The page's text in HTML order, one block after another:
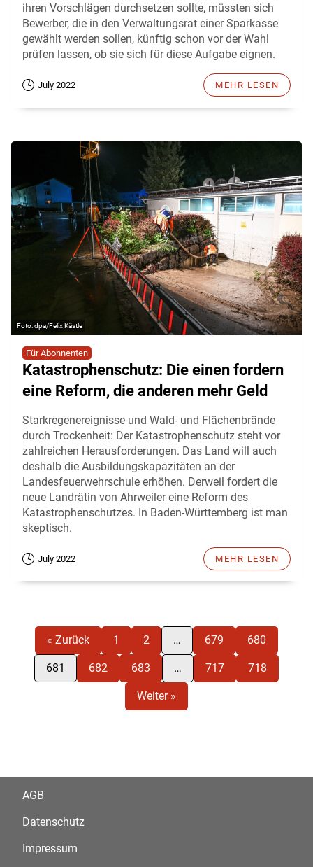
ihren Vorschlägen durchsetzen sollte, müssten sich
Bewerber, die in den Verwaltungsrat einer Sparkasse
gewählt werden sollen, künftig schon vor der Wahl
prüfen lassen, ob sie sich für diese Aufgabe eignen.
July 2022 MEHR LESEN
dpa/Felix Kästle
Für Abonnenten
Katastrophenschutz: Die einen fordern
eine Reform, die anderen mehr Geld
Starkregenereignisse und Wald- und Flächenbrände
durch Trockenheit: Der Katastrophenschutz steht vor
zahlreichen Herausforderungen. Das Land will auch
deshalb die Ausbildungskapazitäten an der
Landesfeuerwehrschule erhöhen. Derweil fordert die
neue Landrätin von Ahrweiler eine Reform des
Katastrophenschutzes. In Baden-Württemberg ist man
skeptisch.
July 2022 MEHR LESEN
« Zurück 1 2 … 679 680
681 682 683 … 717 718
Weiter »
AGB
Datenschutz
Impressum